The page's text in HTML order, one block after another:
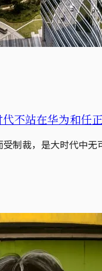
不站在华为和任
制裁，是大时代中无